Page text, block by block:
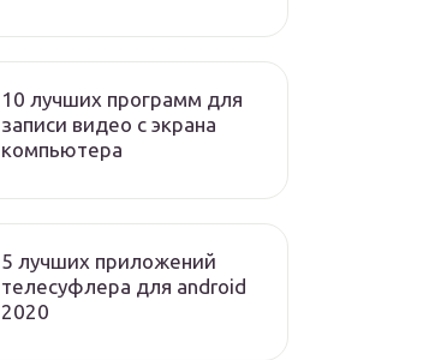
10 лучших программ для
записи видео с экрана
компьютера
5 лучших приложений
телесуфлера для android
2020